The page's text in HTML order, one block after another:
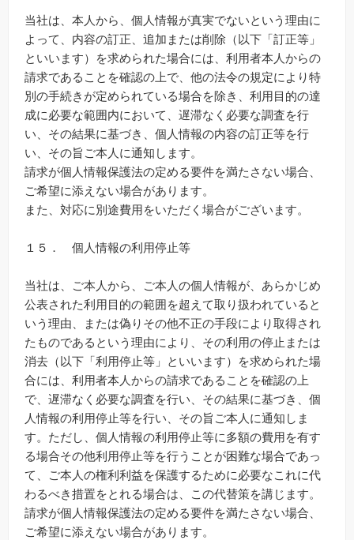
当社は、本人から、個人情報が真実でないという理由に
よって、内容の訂正、追加または削除（以下「訂正等」
といいます）を求められた場合には、利用者本人からの
請求であることを確認の上で、他の法令の規定により特
別の手続きが定められている場合を除き、利用目的の達
成に必要な範囲内において、遅滞なく必要な調査を行
い、その結果に基づき、個人情報の内容の訂正等を行
い、その旨ご本人に通知します。
請求が個人情報保護法の定める要件を満たさない場合、
ご希望に添えない場合があります。
また、対応に別途費用をいただく場合がございます。
１５． 個人情報の利用停止等
当社は、ご本人から、ご本人の個人情報が、あらかじめ
公表された利用目的の範囲を超えて取り扱われていると
いう理由、または偽りその他不正の手段により取得され
たものであるという理由により、その利用の停止または
消去（以下「利用停止等」といいます）を求められた場
合には、利用者本人からの請求であることを確認の上
で、遅滞なく必要な調査を行い、その結果に基づき、個
人情報の利用停止等を行い、その旨ご本人に通知しま
す。ただし、個人情報の利用停止等に多額の費用を有す
る場合その他利用停止等を行うことが困難な場合であっ
て、ご本人の権利利益を保護するために必要なこれに代
わるべき措置をとれる場合は、この代替策を講じます。
請求が個人情報保護法の定める要件を満たさない場合、
ご希望に添えない場合があります。